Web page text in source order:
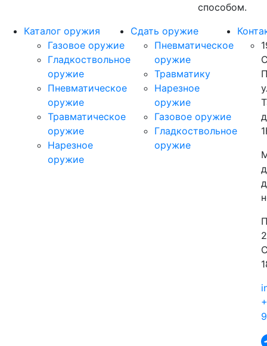
способом.
Каталог оружия
Газовое оружие
Гладкоствольное
оружие
Пневматическое
оружие
Травматическое
оружие
Нарезное
оружие
Сдать оружие
Пневматическое
оружие
Травматику
Нарезное
оружие
Газовое оружие
Гладкоствольное
оружие